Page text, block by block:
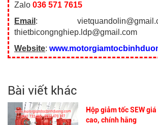
Zalo 036 571 7615
Email :
thietbicongnghiep.ldp@gmail.com
Website:
Bài viết khác
Hộp giảm tốc SEW
cao, chính hãng